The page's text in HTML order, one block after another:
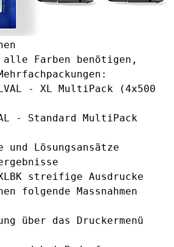
Farben benötigen,
- XL MultiPack (4x500
- Standard MultiPack
und Lösungsansätze
streifige Ausdrucke
folgende Massnahmen
über das Druckermenü